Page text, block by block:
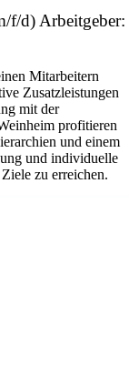
f/d) Arbeitgeber:
Mitarbeitern
Zusatzleistungen
mit der
profitieren
und einem
und individuelle
zu erreichen.